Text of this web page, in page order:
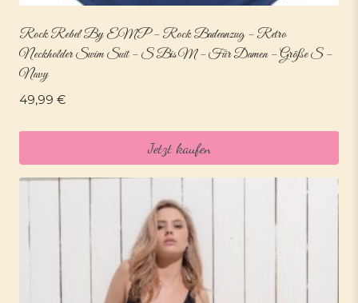
Rock Rebel By EMP – Rock Badeanzug – Retro
Neckholder Swim Suit – S Bis M – Für Damen – Größe S –
Navy
49,99 €
Jetzt kaufen